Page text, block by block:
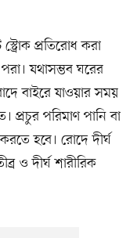
প্রতিরোধ করা
যথাসম্ভব ঘরের
বাইরে যাওয়ার সময়
প্রচুর পরিমাণ পানি বা
হবে। রোদে দীর্ঘ
ও দীর্ঘ শারীরিক